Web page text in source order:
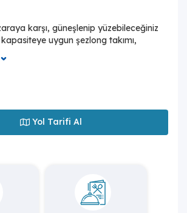
karşı, güneşlenip yüzebileceğiniz
uygun şezlong takımı,
sunmaktadır. Yine havuz terasına
odasında çift kişilik yatak, ebeveyn
ile eşsiz zaman
istediğiniz herşey düşünülmüştür.
ve şık bir tatil için siz değerli
beklemektedir.
Yol Tarifi Al